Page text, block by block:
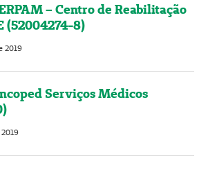
– Centro de Reabilitação
(52004274-8)
2019
Serviços Médicos
2019